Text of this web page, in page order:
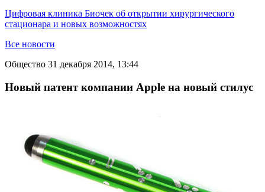
Цифровая клиника Биочек об открытии хирургического
стационара и новых возможностях
Все новости
Общество 31 декабря 2014, 13:44
Новый патент компании Apple на новый стилус